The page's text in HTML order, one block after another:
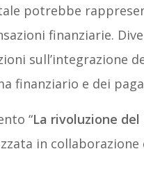
potrebbe
finanziarie.
sull’integrazione
finanziario e dei
“La rivoluzione
in